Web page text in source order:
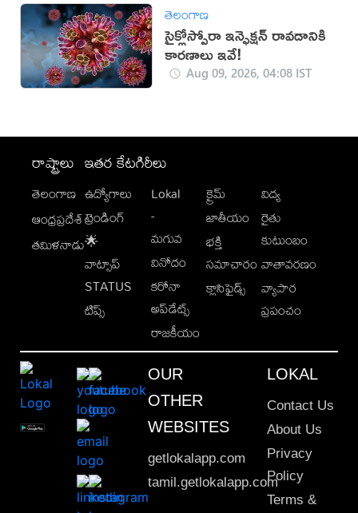
తెలంగాణ
సైక్లోస్పోరా ఇన్ఫెక్షన్ రావడానికి
కారణాలు ఇవే!
Aug 09, 2026, 04:08 IST
రాష్ట్రాలు
తెలంగాణ
ఆంధ్రప్రదేశ్
తమిళనాడు
ఇతర కేటగిరీలు
ఉద్యోగాలు
ట్రెండింగ్
🌟
వాట్సాప్
STATUS
టిప్స్
Lokal
-
మగువ
వినోదం
కరోనా
అప్‌డేట్స్
రాజకీయం
క్రైమ్
జాతీయం
భక్తి
సమాచారం
క్లాసిఫైడ్స్
విద్య
రైతు
కుటుంబం
వాతావరణం
వ్యాపార
ప్రపంచం
OUR
OTHER
WEBSITES
getlokalapp.com
tamil.getlokalapp.com
LOKAL
Contact Us
About Us
Privacy
Policy
Terms &